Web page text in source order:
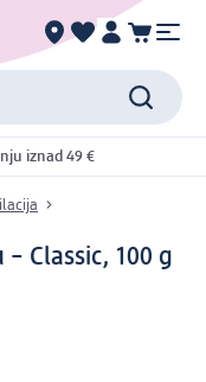
iznad 49 €
Classic, 100 g